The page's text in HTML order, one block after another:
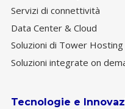
Servizi di connettività
Data Center & Cloud
Soluzioni di Tower Hosting
Soluzioni integrate on
Tecnologie e